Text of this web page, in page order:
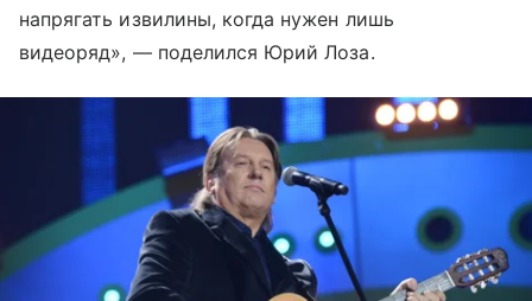
напрягать извилины, когда нужен лишь
видеоряд», — поделился Юрий Лоза.